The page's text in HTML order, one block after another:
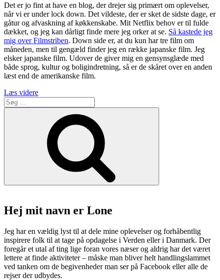
Det er jo fint at have en blog, der drejer sig primært om oplevelser,
når vi er under lock down. Det vildeste, der er sket de sidste dage, er
gåtur og afvaskning af køkkenskabe. Mit Netflix behov er til fulde
dækket, og jeg kan dårligt finde mere jeg orker at se. Så kastede jeg
mig over Filmstriben. Down side er, at du kun har tre film om
måneden, men til gengæld finder jeg en række japanske film. Jeg
elsker japanske film. Udover de giver mig en gensynsglæde med
både sprog, kultur og boligindretning, så er de skåret over en anden
læst end de amerikanske film.
Læs videre“Tre
japanske
Filmstriben
midt
Søg
efter:
Hej mit navn er Lone
Jeg har en vældig lyst til at dele mine oplevelser og forhåbentlig
inspirere folk til at tage på opdagelse i Verden eller i Danmark. Der
foregår et utal af ting lige foran vores næser og aldrig har det været
lettere at finde aktiviteter – måske man bliver helt handlingslammet
ved tanken om de begivenheder man ser på Facebook eller alle de
rejser der udbydes.